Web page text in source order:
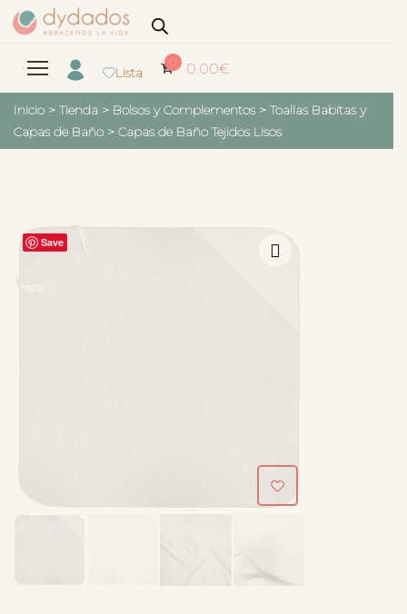
Lista
0 0.00€
Inicio > Tienda > Bolsos y Complementos > Toallas Babitas y
Capas de Baño > Capas de Baño Tejidos Lisos
Save